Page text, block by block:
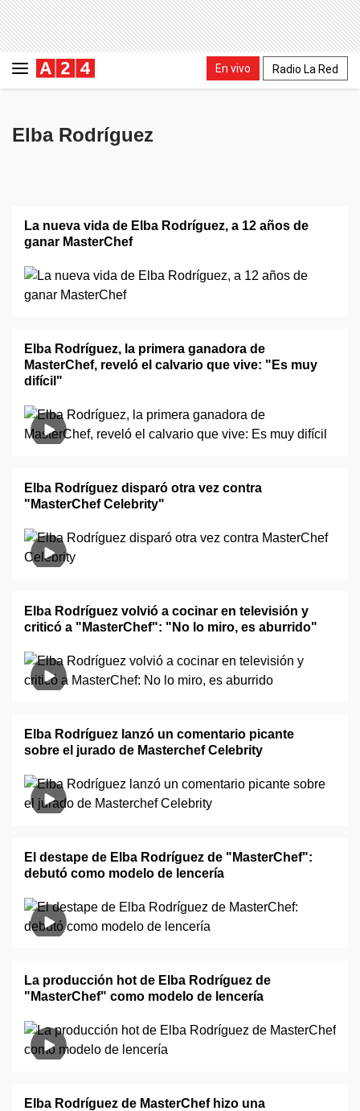
En vivo Radio La Red
Elba Rodríguez
La nueva vida de Elba Rodríguez, a 12 años de
ganar MasterChef
Elba Rodríguez, la primera ganadora de
MasterChef, reveló el calvario que vive: "Es muy
difícil"
Elba Rodríguez disparó otra vez contra
"MasterChef Celebrity"
Elba Rodríguez volvió a cocinar en televisión y
criticó a "MasterChef": "No lo miro, es aburrido"
Elba Rodríguez lanzó un comentario picante
sobre el jurado de Masterchef Celebrity
El destape de Elba Rodríguez de "MasterChef":
debutó como modelo de lencería
La producción hot de Elba Rodríguez de
"MasterChef" como modelo de lencería
Elba Rodríguez de MasterChef hizo una